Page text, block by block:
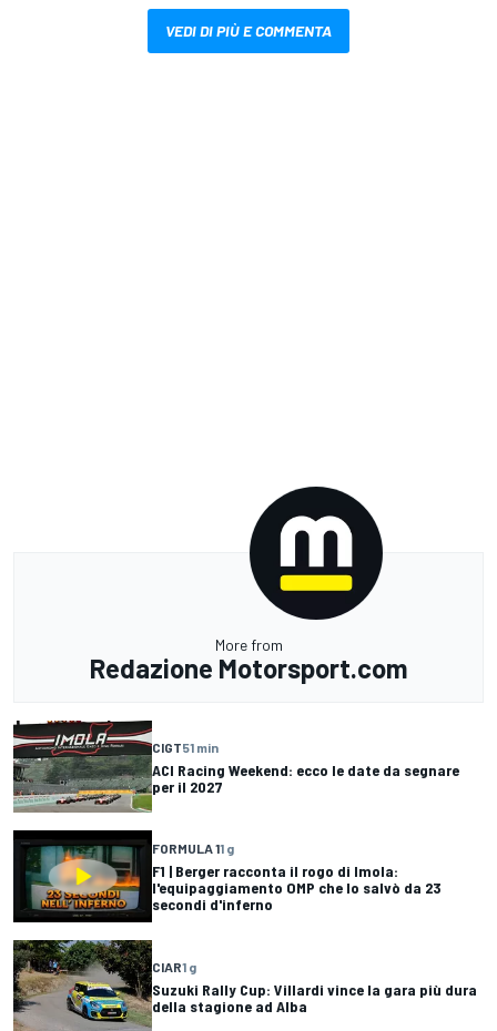
VEDI DI PIÙ E COMMENTA
More from
Redazione Motorsport.com
CIGT51 min
ACI Racing Weekend: ecco le date da segnare
per il 2027
FORMULA 11 g
F1 | Berger racconta il rogo di Imola:
l'equipaggiamento OMP che lo salvò da 23
secondi d'inferno
CIAR1 g
Suzuki Rally Cup: Villardi vince la gara più dura
della stagione ad Alba